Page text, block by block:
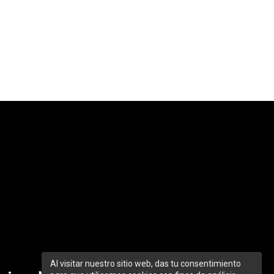
Al visitar nuestro sitio web, das tu consentimiento